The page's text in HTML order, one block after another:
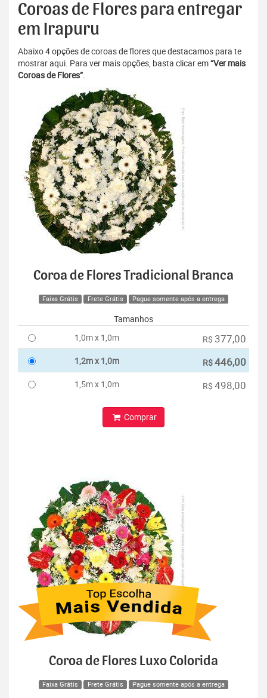
Coroas de Flores para entregar
em Irapuru
Abaixo 4 opções de coroas de flores que destacamos para te
mostrar aqui. Para ver mais opções, basta clicar em“Ver mais
Coroas de Flores”.
Coroa de Flores Tradicional Branca
Faixa Grátis Frete Grátis Pague somente após a entrega
Tamanhos
1,0m x 1,0m
R$ 377,00
1,2m x 1,0m R$446,00
1,5m x 1,0m R$ 498,00
Comprar
Coroa de Flores Luxo Colorida
Faixa Grátis Frete Grátis Pague somente após a entrega